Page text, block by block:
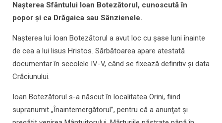
Nașterea Sfântului Ioan Botezătorul, cunoscută în
popor și ca Drăgaica sau Sânzienele.
Naşterea lui Ioan Botezătorul a avut loc cu şase luni înainte
de cea a lui lisus Hristos. Sărbătoarea apare atestată
documentar în secolele IV-V, când se fixează definitiv şi data
Crăciunului.
Ioan Botezătorul s-a născut în localitatea Orini, fiind
supranumit „Înaintemergătorul”, pentru că a anunţat şi